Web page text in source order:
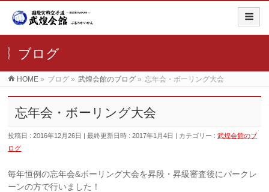
ブログ
HOME » ブログ » 武煌会館のブログ » 忘年会・ボーリング大会
忘年会・ボーリング大会
投稿日 : 2016年12月26日 最終更新日時 : 2017年1月4日 カテゴリー :武煌会館のブ
ログ
毎年恒例の忘年会&ボーリング大会を昇段・昇級審査後にパークレ
ーンの方で行いました！